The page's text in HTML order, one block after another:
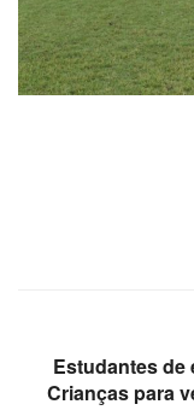
Estudantes de
Crianças para